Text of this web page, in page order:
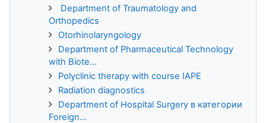
Department of Traumatology and
Orthopedics
Otorhinolaryngology
Department of Pharmaceutical Technology
with Biote...
Polyclinic therapy with course IAPE
Radiation diagnostics
Department of Hospital Surgery в категории
Foreign...